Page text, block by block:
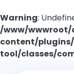
Warning:
/www/
content/
tool/classes/